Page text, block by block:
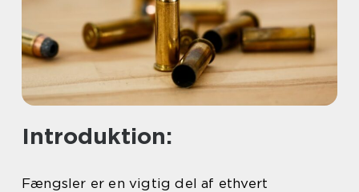
Introduktion:
Fængsler er en vigtig del af ethvert